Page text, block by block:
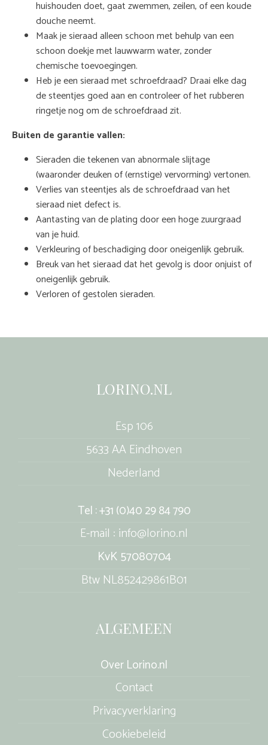
huishouden doet, gaat zwemmen, zeilen, of een koude
douche neemt.
Maak je sieraad alleen schoon met behulp van een
schoon doekje met lauwwarm water, zonder
chemische toevoegingen.
Heb je een sieraad met schroefdraad? Draai elke dag
de steentjes goed aan en controleer of het rubberen
ringetje nog om de schroefdraad zit.
Buiten de garantie vallen:
Sieraden die tekenen van abnormale slijtage
(waaronder deuken of (ernstige) vervorming) vertonen.
Verlies van steentjes als de schroefdraad van het
sieraad niet defect is.
Aantasting van de plating door een hoge zuurgraad
van je huid.
Verkleuring of beschadiging door oneigenlijk gebruik.
Breuk van het sieraad dat het gevolg is door onjuist of
oneigenlijk gebruik.
Verloren of gestolen sieraden.
LORINO.NL
Esp 106
5633 AA Eindhoven
Nederland
Tel : +31 (0)40 29 84 790
E-mail : info@lorino.nl
KvK 57080704
Btw NL852429861B01
ALGEMEEN
Over Lorino.nl
Contact
Privacyverklaring
Cookiebeleid